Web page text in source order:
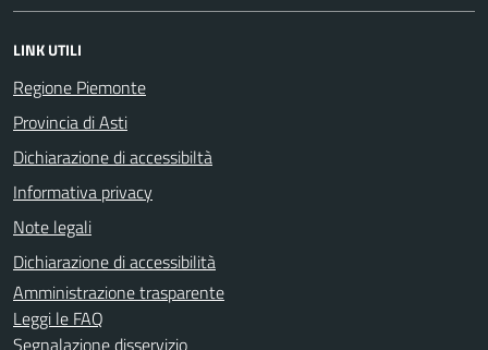
LINK UTILI
Regione Piemonte
Provincia di Asti
Dichiarazione di accessibiltà
Informativa privacy
Note legali
Dichiarazione di accessibilità
Amministrazione trasparente
Leggi le FAQ
Segnalazione disservizio